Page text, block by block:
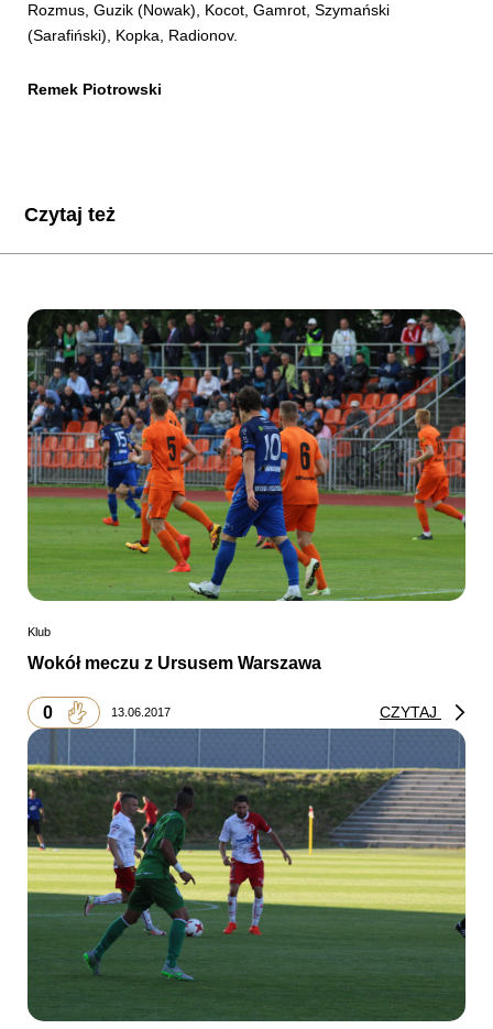
Rozmus, Guzik (Nowak), Kocot, Gamrot, Szymański
(Sarafiński), Kopka, Radionov.
Remek Piotrowski
Czytaj też
Klub
Wokół meczu z Ursusem Warszawa
0 13.06.2017 CZYTAJ